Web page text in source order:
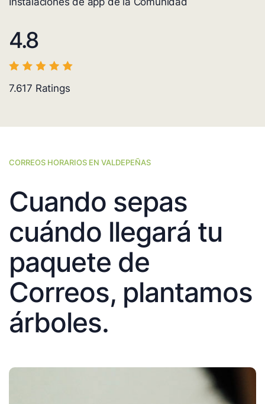
4.8
7.617 Ratings
CORREOS HORARIOS EN VALDEPEÑAS
Cuando sepas
cuándo llegará tu
paquete de
Correos, plantamos
árboles.